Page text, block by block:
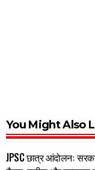
You Might Also
JPSC छात्र आंदोलनः